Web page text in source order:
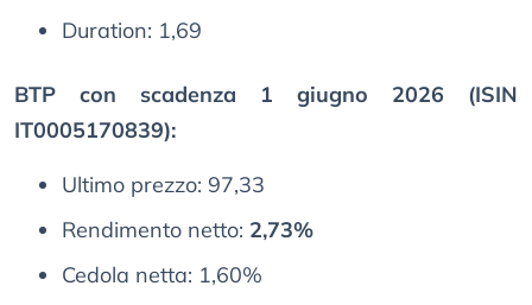
Duration: 1,69
BTP con scadenza 1 giugno 2026 (ISIN
IT0005170839):
Ultimo prezzo: 97,33
Rendimento netto: 2,73%
Cedola netta: 1,60%